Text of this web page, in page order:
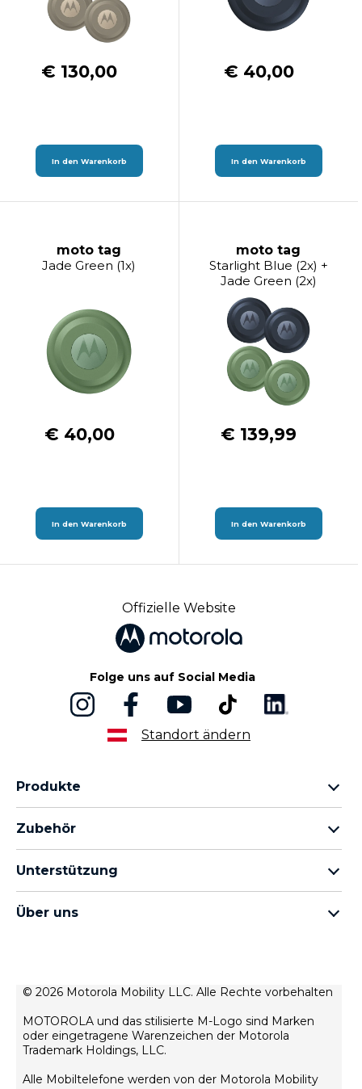
€ 130,00
In den Warenkorb
€ 40,00
In den Warenkorb
moto tag
Jade Green (1x)
€ 40,00
In den Warenkorb
moto tag
Starlight Blue (2x) +
Jade Green (2x)
€ 139,99
In den Warenkorb
Offizielle Website
Folge uns auf Social Media
Standort ändern
Produkte
moto g Familie
thinkphone by motorola
Zubehör
moto tag
Unterstützung
Meine Bestellungen
Reparaturstatus
Wiederherstellung und Smart-Assistent
Über uns
Verkaufsbedingungen
Datenschutz
Innovation
Rekrutierung
© 2026 Motorola Mobility LLC. Alle Rechte vorbehalten
MOTOROLA und das stilisierte M-Logo sind Marken
oder eingetragene Warenzeichen der Motorola
Trademark Holdings, LLC.
Alle Mobiltelefone werden von der Motorola Mobility